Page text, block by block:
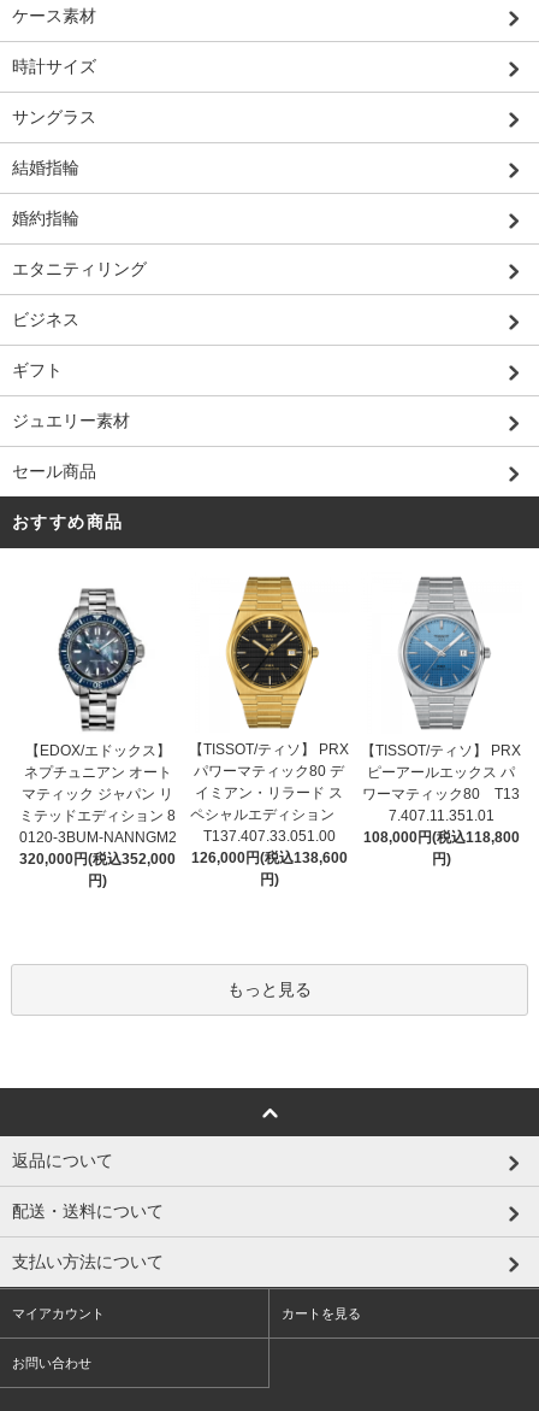
ケース素材
時計サイズ
サングラス
結婚指輪
婚約指輪
エタニティリング
ビジネス
ギフト
ジュエリー素材
セール商品
おすすめ商品
【EDOX/エドックス】
ネプチュニアン オート
マティック ジャパン リ
ミテッドエディション 8
0120-3BUM-NANNGM2
320,000円(税込352,000
円)
【TISSOT/ティソ】 PRX
パワーマティック80 デ
イミアン・リラード ス
ペシャルエディション
T137.407.33.051.00
126,000円(税込138,600
円)
【TISSOT/ティソ】 PRX
ピーアールエックス パ
ワーマティック80 T13
7.407.11.351.01
108,000円(税込118,800
円)
もっと見る
返品について
配送・送料について
支払い方法について
マイアカウント カートを見る
お問い合わせ